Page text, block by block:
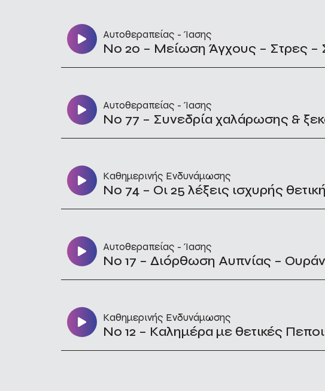
Αυτοθεραπείας - Ίασης
No 20 – Μείωση Άγχους – Στρες –
Αυτοθεραπείας - Ίασης
No 77 – Συνεδρία χαλάρωσης &
Καθημερινής Ενδυνάμωσης
No 74 – Οι 25 λέξεις ισχυρής
Αυτοθεραπείας - Ίασης
No 17 – Διόρθωση Αυπνίας –
Καθημερινής Ενδυνάμωσης
No 12 – Καλημέρα με θετικές